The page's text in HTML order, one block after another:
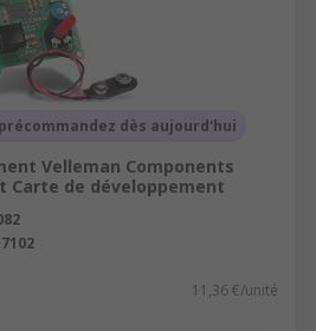
dès aujourd'hui
Velleman Components
Carte de développement
11,36 €/unité